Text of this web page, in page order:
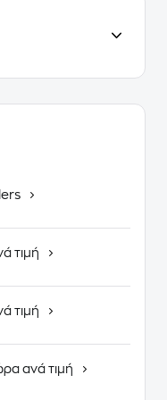
τιμή
τιμή
ανά τιμή